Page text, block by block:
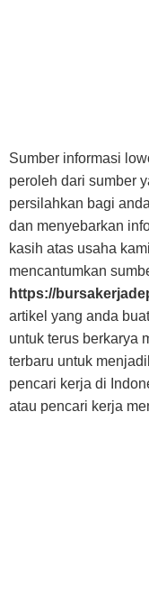
Sumber informasi
peroleh dari sumber
persilahkan bagi
dan menyebarkan
kasih atas usaha
mencantumkan
https://
artikel yang anda
untuk terus berkarya
terbaru untuk
pencari kerja di
atau pencari kerja